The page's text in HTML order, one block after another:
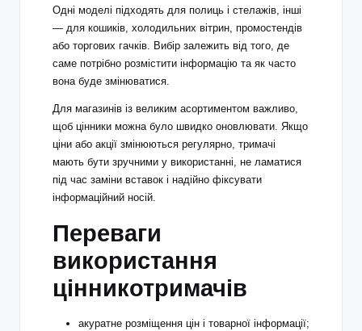
Одні моделі підходять для полиць і стелажів, інші
— для кошиків, холодильних вітрин, промостендів
або торгових гачків. Вибір залежить від того, де
саме потрібно розмістити інформацію та як часто
вона буде змінюватися.
Для магазинів із великим асортиментом важливо,
щоб цінники можна було швидко оновлювати. Якщо
ціни або акції змінюються регулярно, тримачі
мають бути зручними у використанні, не ламатися
під час заміни вставок і надійно фіксувати
інформаційний носій.
Переваги
використання
цінникотримачів
акуратне розміщення цін і товарної інформації;